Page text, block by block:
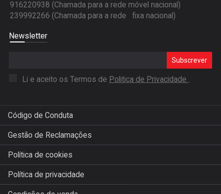
916220938 (Chamada para a rede móvel nacional)
239992266 (Chamada para a rede fixa nacional)
Newsletter
Subscrever
Li e aceito os Termos de Politica de Privacidade .
Código de Conduta
Gestão de Reclamações
Política de cookies
Política de privacidade